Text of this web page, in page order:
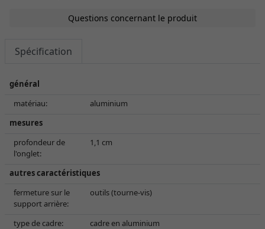
Questions concernant le produit
Spécification
général
matériau:
aluminium
mesures
profondeur de
l'onglet:
1,1 cm
autres caractéristiques
fermeture sur le
support arrière:
outils (tourne-vis)
type de cadre:
cadre en aluminium